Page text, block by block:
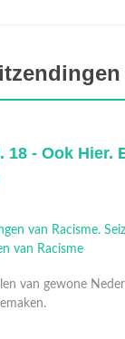
18 - Ook Hier.
van gewone